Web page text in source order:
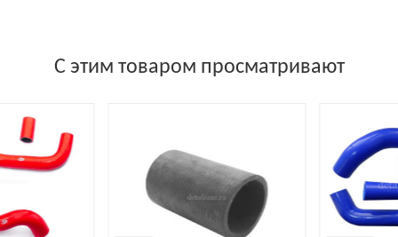
С этим товаром просматривают